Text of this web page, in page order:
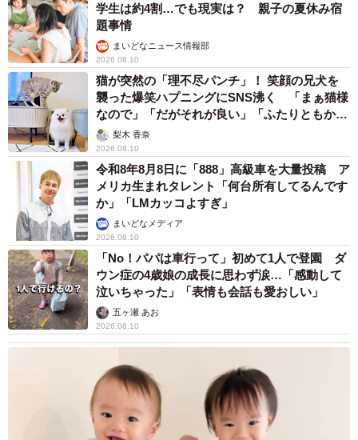
学生は約4割…でも現実は？ 親子の夏休み宿
題事情
まいどなニュース情報部
2026.08.10
猫が突然の「理不尽パンチ」！ 笑顔の兄犬を
襲った爆笑ハプニングにSNS沸く 「まぁ猫様
なので」「だがそれが良い」「ふたりともかわ
いいね」
梨木 香奈
2026.08.10
令和8年8月8日に「888」高級車を大量投稿 ア
メリカ生まれタレント「何台所有してるんです
か」「LMカッコよすぎ」
まいどなメディア
2026.08.10
「No！パパは車行って」初めて1人で登園 ダ
ウン症の4歳娘の成長に思わず涙…「感動して
泣いちゃった」「表情も会話も愛おしい」
五ヶ瀬 あお
2026.08.10